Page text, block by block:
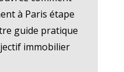
à Paris étape
guide pratique
immobilier